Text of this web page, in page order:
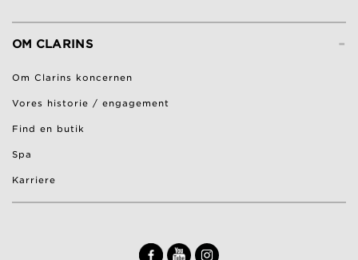
-
OM CLARINS
Om Clarins koncernen
Vores historie / engagement
Find en butik
Spa
Karriere